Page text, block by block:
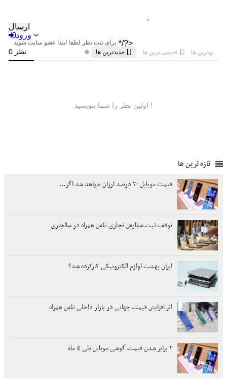
تازه ترین ها
قیمت موبایل ۲۰ درصد ارزان خواهد شد اگر...
توقف ثبت سفارش تجاری تلفن همراه در سالجاری
ایران بهشت لوازم الکترونیکی کارکرده شد؟
اثر افزایش قیمت جهانی در بازار داخلی تلفن همراه
۲ برابر شدن قیمت گوشی موبایل طی ۵ ماه